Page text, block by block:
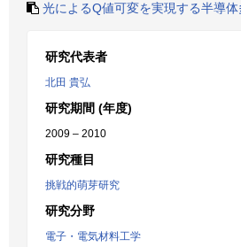
光によるQ値可変を実現する半導
研究代表者
北田 貴弘
研究期間 (年度)
2009 – 2010
研究種目
挑戦的萌芽研究
研究分野
電子・電気材料工学